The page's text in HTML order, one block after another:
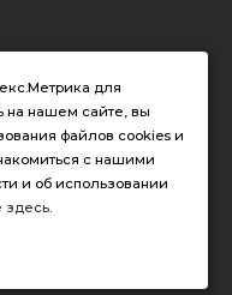
для
на нашем сайте, вы
файлов cookies и
с нашими
и об использовании
здесь.